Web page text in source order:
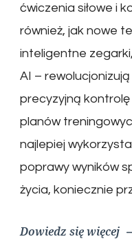
ćwiczenia siłowe i
również, jak nowe
inteligentne
AI –
precyzyjną
planów
najlepiej
poprawy wyników
życia, koniecznie
Dowiedz się więcej